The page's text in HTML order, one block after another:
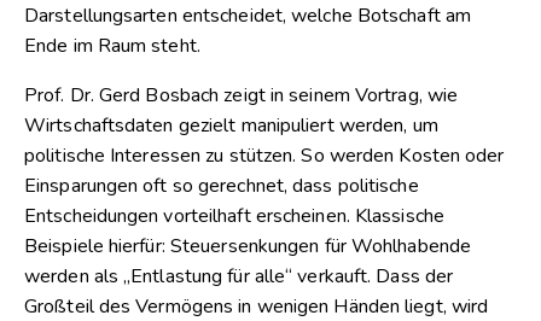
Darstellungsarten entscheidet, welche Botschaft am
Ende im Raum steht.
Prof. Dr. Gerd Bosbach zeigt in seinem Vortrag, wie
Wirtschaftsdaten gezielt manipuliert werden, um
politische Interessen zu stützen. So werden Kosten oder
Einsparungen oft so gerechnet, dass politische
Entscheidungen vorteilhaft erscheinen. Klassische
Beispiele hierfür: Steuersenkungen für Wohlhabende
werden als „Entlastung für alle“ verkauft. Dass der
Großteil des Vermögens in wenigen Händen liegt, wird